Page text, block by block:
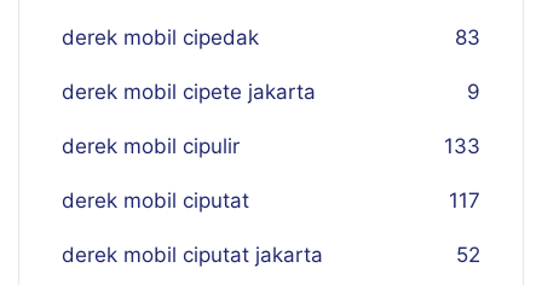
derek mobil cipedak 83
derek mobil cipete jakarta 9
derek mobil cipulir 133
derek mobil ciputat 117
derek mobil ciputat jakarta 52